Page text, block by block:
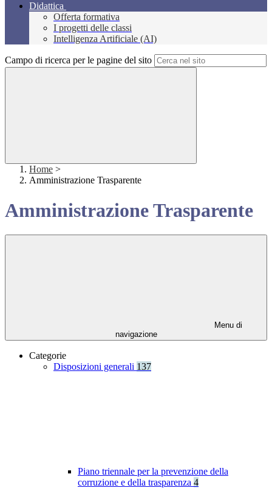
Didattica
Offerta formativa
I progetti delle classi
Intelligenza Artificiale (AI)
Campo di ricerca per le pagine del sito
Home >
Amministrazione Trasparente
Amministrazione Trasparente
Menu di
navigazione
Categorie
Disposizioni generali 137
Piano triennale per la prevenzione della
corruzione e della trasparenza 4